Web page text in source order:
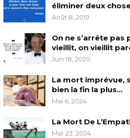
éliminer deux
Août 8, 2019
On ne s’arrête pas
vieillit, on vieillit
Juin 18, 2020
La mort imprévue,
bien la fin la plus…
Mai 6, 2024
La Mort De
Mar 23, 2024